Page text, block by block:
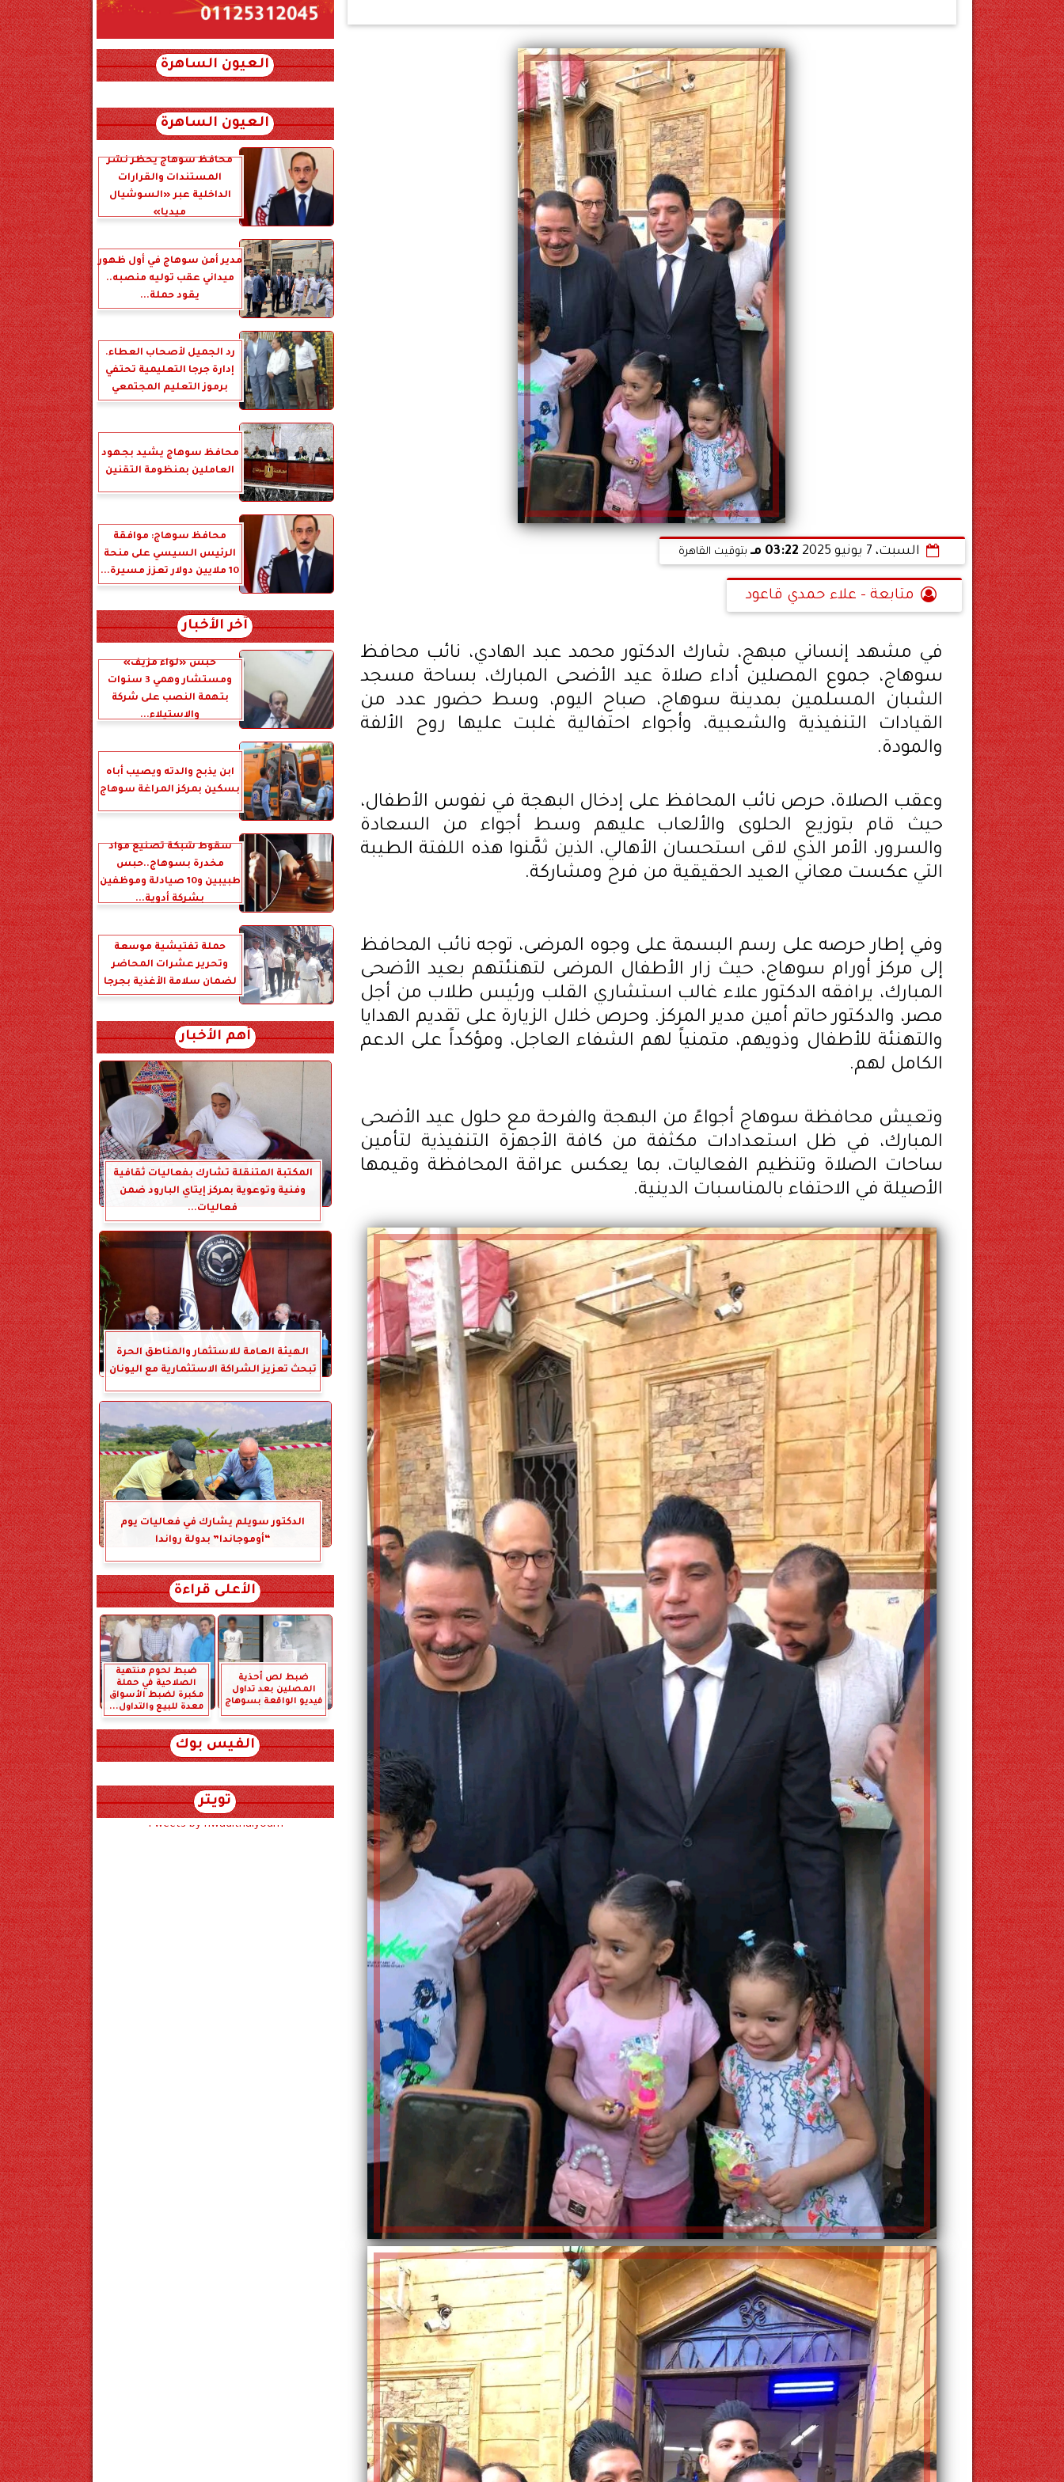
السبت، 7 يونيو 2025 03:22 مـ بتوقيت القاهرة
متابعة - علاء حمدي قاعود
في مشهد إنساني مبهج، شارك الدكتور محمد عبد الهادي، نائب محافظ
سوهاج، جموع المصلين أداء صلاة عيد الأضحى المبارك، بساحة مسجد
الشبان المسلمين بمدينة سوهاج، صباح اليوم، وسط حضور عدد من
القيادات التنفيذية والشعبية، وأجواء احتفالية غلبت عليها روح الألفة
والمودة.
وعقب الصلاة، حرص نائب المحافظ على إدخال البهجة في نفوس الأطفال،
حيث قام بتوزيع الحلوى والألعاب عليهم وسط أجواء من السعادة
والسرور، الأمر الذي لاقى استحسان الأهالي، الذين ثمَّنوا هذه اللفتة الطيبة
التي عكست معاني العيد الحقيقية من فرح ومشاركة.
وفي إطار حرصه على رسم البسمة على وجوه المرضى، توجه نائب المحافظ
إلى مركز أورام سوهاج، حيث زار الأطفال المرضى لتهنئتهم بعيد الأضحى
المبارك، يرافقه الدكتور علاء غالب استشاري القلب ورئيس طلاب من أجل
مصر، والدكتور حاتم أمين مدير المركز. وحرص خلال الزيارة على تقديم الهدايا
والتهنئة للأطفال وذويهم، متمنياً لهم الشفاء العاجل، ومؤكداً على الدعم
الكامل لهم.
وتعيش محافظة سوهاج أجواءً من البهجة والفرحة مع حلول عيد الأضحى
المبارك، في ظل استعدادات مكثفة من كافة الأجهزة التنفيذية لتأمين
ساحات الصلاة وتنظيم الفعاليات، بما يعكس عراقة المحافظة وقيمها
الأصيلة في الاحتفاء بالمناسبات الدينية.
العيون الساهرة
العيون الساهرة
محافظ سوهاج يحظر نشر
المستندات والقرارات
الداخلية عبر «السوشيال
ميديا»
مدير أمن سوهاج في أول ظهور
ميداني عقب توليه منصبه..
يقود حملة...
رد الجميل لأصحاب العطاء.
إدارة جرجا التعليمية تحتفي
برموز التعليم المجتمعي
محافظ سوهاج يشيد بجهود
العاملين بمنظومة التقنين
محافظ سوهاج: موافقة
الرئيس السيسي على منحة
10 ملايين دولار تعزز مسيرة...
آخر الأخبار
حبس «لواء مزيف»
ومستشار وهمي 3 سنوات
بتهمة النصب على شركة
والاستيلاء...
ابن يذبح والدته ويصيب أباه
بسكين بمركز المراغة سوهاج
سقوط شبكة تصنيع مواد
مخدرة بسوهاج..حبس
طبيبين و10 صيادلة وموظفين
بشركة أدوية...
حملة تفتيشية موسعة
وتحرير عشرات المحاضر
لضمان سلامة الأغذية بجرجا
أهم الأخبار
المكتبة المتنقلة تشارك بفعاليات ثقافية
وفنية وتوعوية بمركز إيتاي البارود ضمن
فعاليات...
الهيئة العامة للاستثمار والمناطق الحرة
تبحث تعزيز الشراكة الاستثمارية مع اليونان
الدكتور سويلم يشارك في فعاليات يوم
“أوموجاندا” بدولة رواندا
الأعلى قراءة
ضبط لص أحذية
المصلين بعد تداول
فيديو الواقعة بسوهاج
ضبط لحوم منتهية
الصلاحية في حملة
مكبرة لضبط الأسواق
معدة للبيع والتداول...
الفيس بوك
تويتر
Tweets by hwadithalyoum